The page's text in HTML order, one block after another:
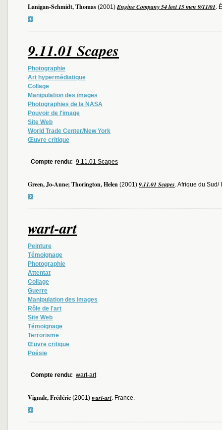
Lanigan-Schmidt, Thomas (2001)Engine Company 54 lost 15 men 9/11/01.
9.11.01 Scapes
Photographie
Art hypermédiatique
Collage
Manipulation des images
Photographies de la NASA
Pouvoir de l'image
Site Web
World Trade Center/New York
Œuvre critique
Compte rendu: 9.11.01 Scapes
Green, Jo-Anne; Thorington, Helen (2001) 9.11.01 Scapes. Afrique du Sud/
wart-art
Peinture
Témoignage
Photographie
Attentat
Collage
Guerre
Manipulation des images
Rôle de l'art
Site Web
Témoignage
Terrorisme
Œuvre critique
Poésie
Compte rendu: wart-art
Vignale, Frédéric (2001) wart-art. France.